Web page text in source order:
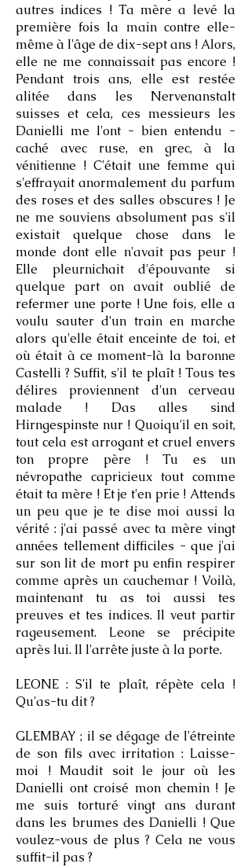
autres indices ! Ta mère a levé la
première fois la main contre elle-
même à l'âge de dix-sept ans ! Alors,
elle ne me connaissait pas encore !
Pendant trois ans, elle est restée
alitée dans les Nervenanstalt
suisses et cela, ces messieurs les
Danielli me l'ont - bien entendu -
caché avec ruse, en grec, à la
vénitienne ! C'était une femme qui
s'effrayait anormalement du parfum
des roses et des salles obscures ! Je
ne me souviens absolument pas s'il
existait quelque chose dans le
monde dont elle n'avait pas peur !
Elle pleurnichait d'épouvante si
quelque part on avait oublié de
refermer une porte ! Une fois, elle a
voulu sauter d'un train en marche
alors qu'elle était enceinte de toi, et
où était à ce moment-là la baronne
Castelli ? Suffit, s'il te plaît ! Tous tes
délires proviennent d'un cerveau
malade ! Das alles sind
Hirngespinste nur ! Quoiqu'il en soit,
tout cela est arrogant et cruel envers
ton propre père ! Tu es un
névropathe capricieux tout comme
était ta mère ! Et je t'en prie ! Attends
un peu que je te dise moi aussi la
vérité : j'ai passé avec ta mère vingt
années tellement difficiles - que j'ai
sur son lit de mort pu enfin respirer
comme après un cauchemar ! Voilà,
maintenant tu as toi aussi tes
preuves et tes indices. Il veut partir
rageusement. Leone se précipite
après lui. Il l'arrête juste à la porte.
LEONE : S'il te plaît, répète cela !
Qu'as-tu dit ?
GLEMBAY ; il se dégage de l'étreinte
de son fils avec irritation : Laisse-
moi ! Maudit soit le jour où les
Danielli ont croisé mon chemin ! Je
me suis torturé vingt ans durant
dans les brumes des Danielli ! Que
voulez-vous de plus ? Cela ne vous
suffit-il pas ?